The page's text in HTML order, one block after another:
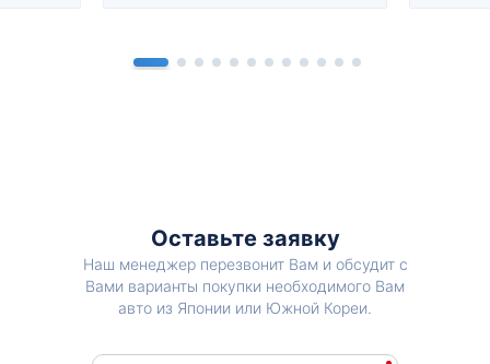
Оставьте заявку
Наш менеджер перезвонит Вам и обсудит с
Вами варианты покупки необходимого Вам
авто из Японии или Южной Кореи.